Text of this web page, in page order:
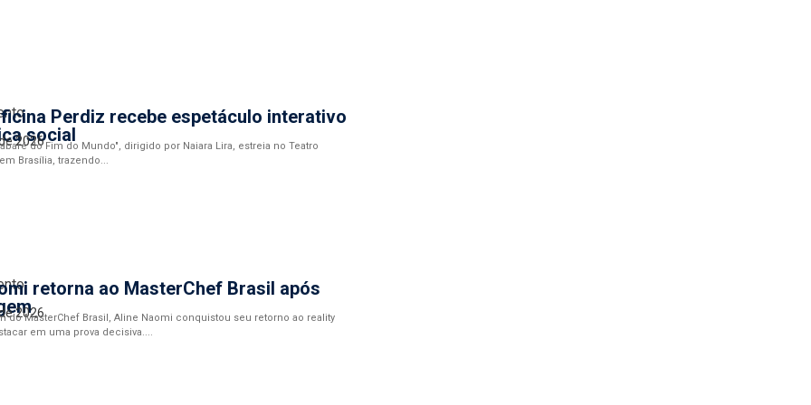
Perdiz recebe espetáculo interativo
social
2026do Fim do Mundo", dirigido por Naiara Lira, estreia no Teatro
Brasília, trazendo...
retorna ao MasterChef Brasil após
2026
do MasterChef Brasil, Aline Naomi conquistou seu retorno ao reality
em uma prova decisiva....